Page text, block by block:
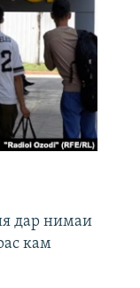
дар нимаи
кам